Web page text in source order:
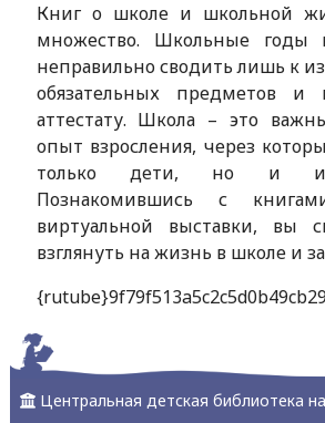
Книг о школе и школьной
множество. Школьные годы
неправильно сводить лишь к
обязательных предметов и
аттестату. Школа – это
опыт взросления, через
только дети, но и их
Познакомившись с
виртуальной выставки, вы
взглянуть на жизнь в школе и
Центральная детская библиотека